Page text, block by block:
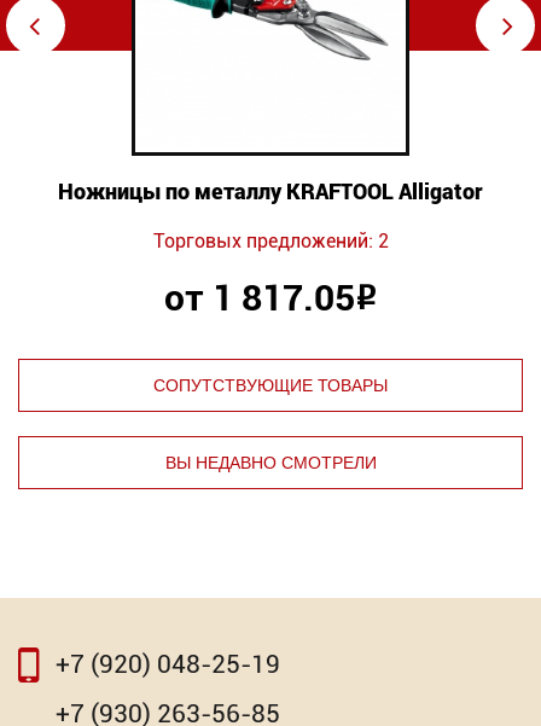
⇦
Ножницы по металлу KRAFTOOL Alligator
Торговых предложений: 2
от 1 817.05Р
⇨
СОПУТСТВУЮЩИЕ ТОВАРЫ
⇦ ⇨
ВЫ НЕДАВНО СМОТРЕЛИ
⇦
+7 (920) 048-25-19
+7 (930) 263-56-85